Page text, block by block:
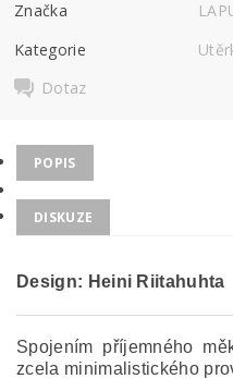
Značka
Kategorie
Dotaz
POPIS
DISKUZE
Design: Heini Riitahuhta
Spojením příjemného
zcela minimalistického